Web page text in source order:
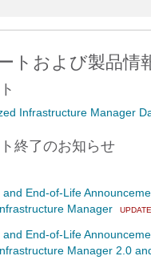
トおよび製品情
Infrastructure Manager
終了のお知らせ
and End-of-Life
Manager
and End-of-Life
Manager 2.0